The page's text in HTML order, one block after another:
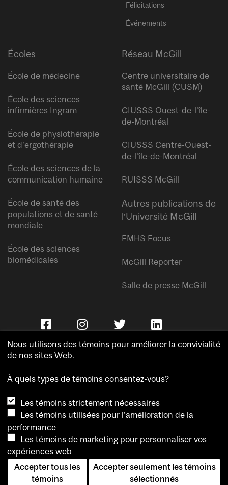
Félicitations
Événements
Écoles
École de médecine
École des sciences
infirmières Ingram
École de physiothérapie
et d’ergothérapie
École des sciences de la
communication humaine
École de santé des
populations et de santé
mondiale
École des sciences
biomédicales
Réseau McGill
Centre universitaire de
santé McGill (CUSM)
CIUSSS Ouest-de-l’île-
de-Montréal
CIUSSS Centre-Ouest-
de-l’île-de-Montréal
RUISSS McGill
Autres publications de
l’Université McGill
FMHS Focus
McGill Reporter
Salle de presse McGill
Accessibilité
Confidentialité
Avis sur les témoins
Pour nous joindre
Nous utilisons des témoins pour améliorer la convivialité
de nos sites Web.
À quels types de témoins consentez-vous?
Les témoins strictement nécessaires
Les témoins utilisées pour l'amélioration de la
performance
Les témoins de marketing pour personnaliser vos
expériences web
Accepter tous les
témoins
Accepter seulement les témoins
sélectionnés